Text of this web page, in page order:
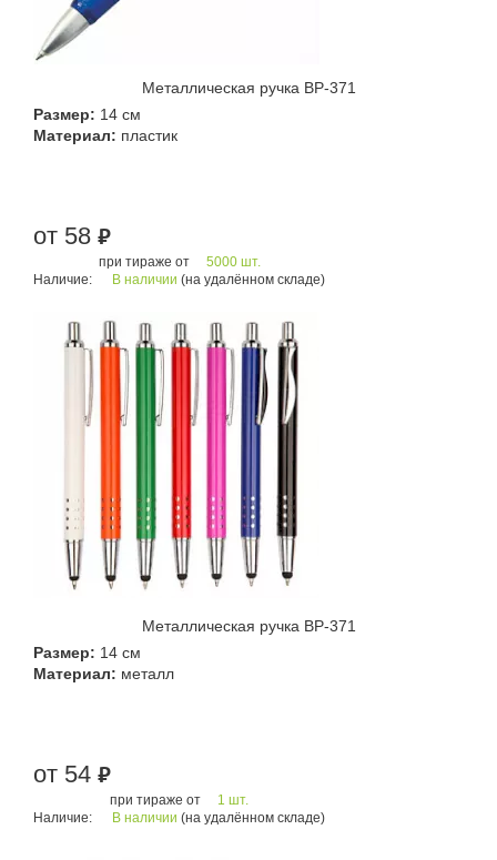
Металлическая ручка BP-371
Размер: 14 см
Материал: пластик
от 58 руб.
при тираже от
5000 шт.
Наличие:
В наличии (на удалённом складе)
Металлическая ручка BP-371
Размер: 14 см
Материал: металл
от 54 руб.
при тираже от
1 шт.
Наличие:
В наличии (на удалённом складе)